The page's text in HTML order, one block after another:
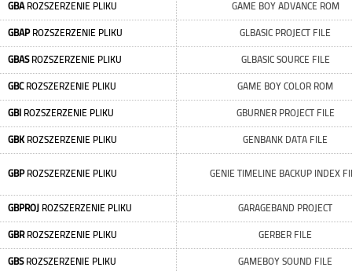
GBAROZSZERZENIE PLIKU GAME BOY ADVANCE ROM
GBAPROZSZERZENIE PLIKU GLBASIC PROJECT FILE
GBASROZSZERZENIE PLIKU GLBASIC SOURCE FILE
GBCROZSZERZENIE PLIKU GAME BOY COLOR ROM
GBI ROZSZERZENIE PLIKU GBURNER PROJECT FILE
GBKROZSZERZENIE PLIKU GENBANK DATA FILE
GBPROZSZERZENIE PLIKU GENIE TIMELINE BACKUP INDEX
GBPROJ ROZSZERZENIE PLIKU GARAGEBAND PROJECT
GBRROZSZERZENIE PLIKU GERBER FILE
GBSROZSZERZENIE PLIKU GAMEBOY SOUND FILE